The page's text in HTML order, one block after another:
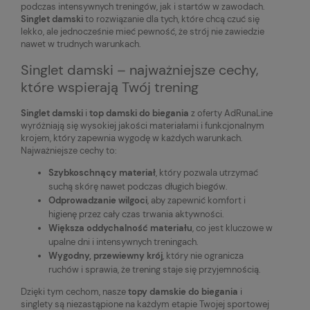
podczas intensywnych treningów, jak i startów w zawodach.
Singlet damskito rozwiązanie dla tych, które chcą czuć się
lekko, ale jednocześnie mieć pewność, że strój nie zawiedzie
nawet w trudnych warunkach.
Singlet damski – najważniejsze cechy,
które wspierają Twój trening
Singlet damski itop damski do biegania z oferty AdRunaLine
wyróżniają się wysokiej jakości materiałami i funkcjonalnym
krojem, który zapewnia wygodę w każdych warunkach.
Najważniejsze cechy to:
Szybkoschnący materiał, który pozwala utrzymać
suchą skórę nawet podczas długich biegów.
Odprowadzanie wilgoci, aby zapewnić komfort i
higienę przez cały czas trwania aktywności.
Większa oddychalność materiału, co jest kluczowe w
upalne dni i intensywnych treningach.
Wygodny, przewiewny krój, który nie ogranicza
ruchów i sprawia, że trening staje się przyjemnością.
Dzięki tym cechom, naszetopy damskie do biegania i
singlety są niezastąpione na każdym etapie Twojej sportowej